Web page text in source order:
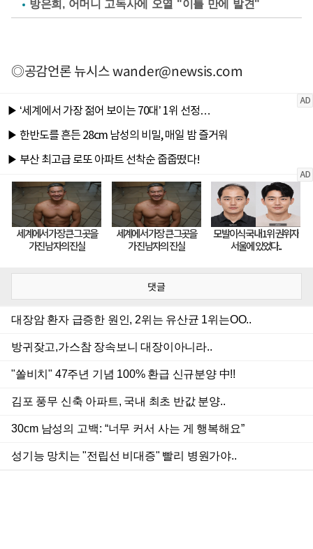
방은희, 어머니 고독사에 오열 "이틀 만에 발견"
◎공감언론 뉴시스wander@newsis.com
댓글